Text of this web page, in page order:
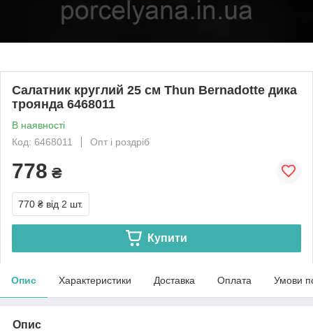
Салатник круглий 25 см Thun Bernadotte дика
троянда 6468011
В наявності
Код: 6468011
Опт і роздріб
778 ₴
770 ₴ від 2 шт.
Купити
Опис Характеристики Доставка Оплата Умови
Опис